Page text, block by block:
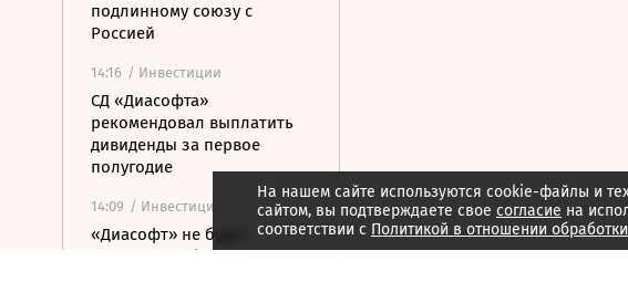
подлинному союзу с
Россией
14:16 / Инвестиции
СД «Диасофта»
рекомендовал выплатить
дивиденды за первое
полугодие
14:09 / Инвестиции
«Диасофт» не будет
проводить обратный выкуп
На нашем сайте используются cookie-файлы и
сайтом, вы подтверждаете свое согласие на
соответствии с Политикой в отношении